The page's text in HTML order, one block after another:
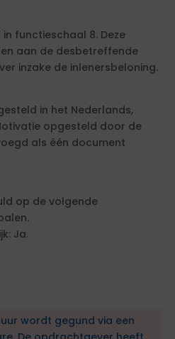
functieschaal 8. Deze
aan de desbetreffende
inzake de inlenersbeloning.
in het Nederlands,
opgesteld door de
als één document
op de volgende
Ja.
wordt gegund via een